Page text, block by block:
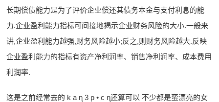
长期偿债能力是为了评价企业偿还其债务本金与支付利息的能
力.企业盈利能力指标可间接地揭示企业财务风险的大小.一般来
讲,企业盈利能力越强,财务风险越小;反之,则财务风险越大.反映
企业盈利能力的指标有资产净利润率、销售净利润率、成本费用
利润率.
这是之前经常去的 k a ɳ 3 p • c ɳ还算可以 不少都是蛮漂亮的女